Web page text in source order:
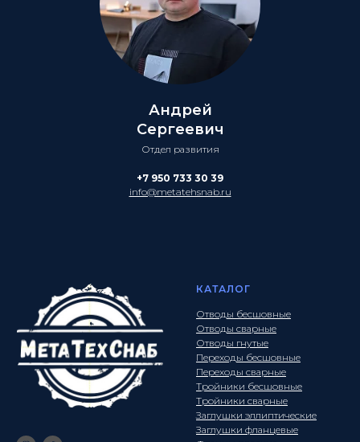
Андрей
Сергеевич
Отдел развития
+7 950 733 30 39
info@metatehsnab.ru
КАТАЛОГ
Отводы бесшовные
Отводы сварные
Отводы гнутые
Переходы бесшовные
Переходы сварные
Тройники бесшовные
Тройники сварные
Заглушки эллиптические
Заглушки фланцевые